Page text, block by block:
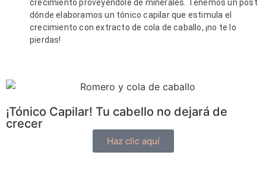
crecimiento proveyéndole de minerales. Tenemos un post
dónde elaboramos un tónico capilar que estimula el
crecimiento con extracto de cola de caballo, ¡no te lo
pierdas!
¡Tónico Capilar! Tu cabello no dejará de
crecer
Haz clic aquí